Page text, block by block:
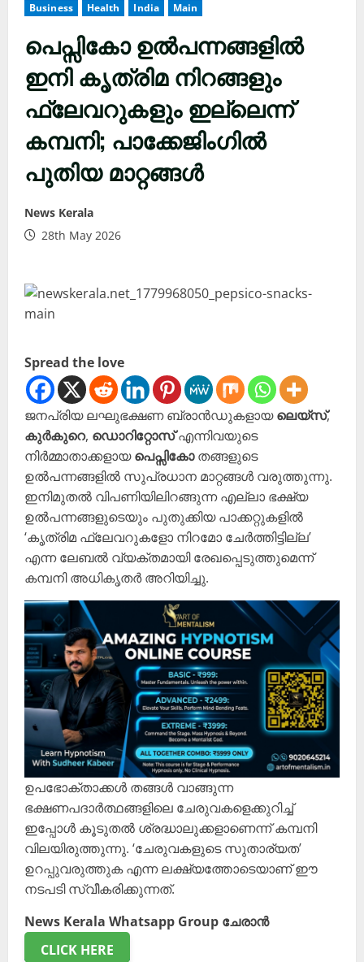
Business Health India Main
പെപ്സികോ ഉൽപന്നങ്ങളിൽ
ഇനി കൃത്രിമ നിറങ്ങളും
ഫ്ലേവറുകളും ഇല്ലെന്ന്
കമ്പനി; പാക്കേജിംഗിൽ
പുതിയ മാറ്റങ്ങൾ
News Kerala
28th May 2026
Spread the love
ജനപ്രിയ ലഘുഭക്ഷണ ബ്രാൻഡുകളായലെയ്സ്,
കുർകുറെ, ഡൊറിറ്റോസ്എന്നിവയുടെ
നിർമ്മാതാക്കളായപെപ്സികോതങ്ങളുടെ
ഉൽപന്നങ്ങളിൽ സുപ്രധാന മാറ്റങ്ങൾ വരുത്തുന്നു.
ഇനിമുതൽ വിപണിയിലിറങ്ങുന്ന എല്ലാ ഭക്ഷ്യ
ഉൽപന്നങ്ങളുടെയും പുതുക്കിയ പാക്കറ്റുകളിൽ
‘കൃത്രിമ ഫ്ലേവറുകളോ നിറമോ ചേർത്തിട്ടില്ല’
എന്ന ലേബൽ വ്യക്തമായി രേഖപ്പെടുത്തുമെന്ന്
കമ്പനി അധികൃതർ അറിയിച്ചു.
ഉപഭോക്താക്കൾ തങ്ങൾ വാങ്ങുന്ന
ഭക്ഷണപദാർത്ഥങ്ങളിലെ ചേരുവകളെക്കുറിച്ച്
ഇപ്പോൾ കൂടുതൽ ശ്രദ്ധാലുക്കളാണെന്ന് കമ്പനി
വിലയിരുത്തുന്നു. ‘ചേരുവകളുടെ സുതാര്യത’
ഉറപ്പുവരുത്തുക എന്ന ലക്ഷ്യത്തോടെയാണ് ഈ
നടപടി സ്വീകരിക്കുന്നത്.
News Kerala Whatsapp Group ചേരാൻ
CLICK HERE